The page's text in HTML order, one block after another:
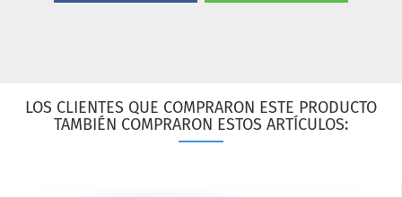
LOS CLIENTES QUE COMPRARON ESTE PRODUCTO
TAMBIÉN COMPRARON ESTOS ARTÍCULOS: